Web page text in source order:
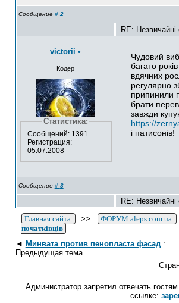
Сообщение # 2
RE: Незвичайні
victorii •
Кодер
Статистика:
Сообщений: 1391
Регистрация:
05.07.2008
Чудовий
багато
вдячних
регулярно
припинили
брати
завжди
https://
і патисонів!
Сообщение # 3
RE: Незвичайні
Главная сайта
>> ФОРУМ aleps.com.ua
початківців
◄ Минвата против пенопласта фасад:
Предыдущая тема
Администратор запретил отвечать
ссылке: